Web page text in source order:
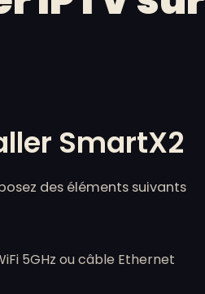
SmartX2
des éléments suivants
5GHz ou câble Ethernet